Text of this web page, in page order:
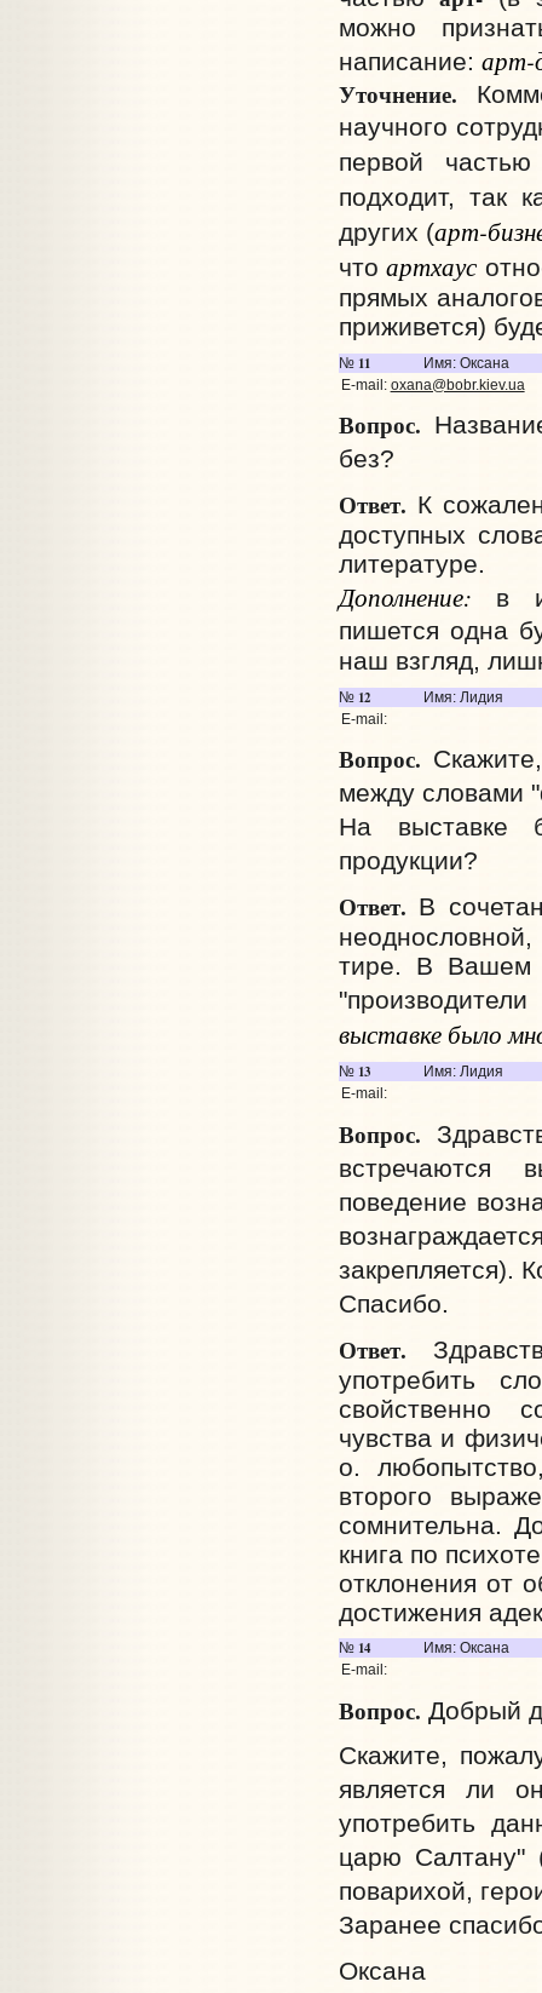
можно
написание: арт-
Уточнение.
научного
первой
подходит, так
других (арт-
чтоартхаус
прямых
приживется)
№11
Имя: Оксана
E-mail: oxana@bobr.kiev.ua
Вопрос.
без?
Ответ. К
доступных
литературе.
Дополнение: в
пишется одна
наш взгляд,
№12
Имя: Лидия
E-mail:
Вопрос.
между словами
На выставке
продукции?
Ответ. В
тире. В Вашем
выставке было
№13
Имя: Лидия
E-mail:
Вопрос.
встречаются
поведение
закрепляется).
Спасибо.
Ответ.
употребить
свойственно
чувства и
о.
второго
сомнительна.
книга по
отклонения от
достижения
№14
Имя: Оксана
E-mail:
Вопрос. Добрый
Скажите,
является ли
употребить
царю Салтану"
поварихой,
Заранее
Оксана